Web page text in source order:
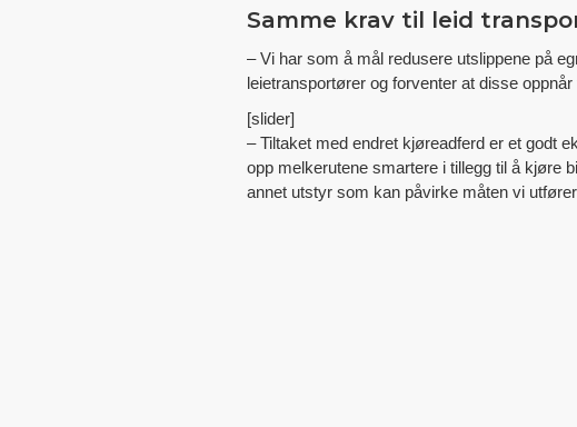
Samme krav til leid
– Vi har som å mål redusere utslippene på
leietransportører og forventer at disse
[slider]
– Tiltaket med endret kjøreadferd er et godt
opp melkerutene smartere i tillegg til å kjøre
annet utstyr som kan påvirke måten vi